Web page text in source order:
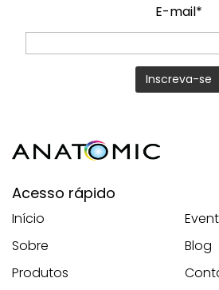
E-mail*
Acesso rápido
Início
Sobre
Produtos
Blog